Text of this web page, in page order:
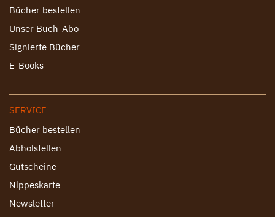
Bücher bestellen
Unser Buch-Abo
Signierte Bücher
E-Books
SERVICE
Bücher bestellen
Abholstellen
Gutscheine
Nippeskarte
Newsletter